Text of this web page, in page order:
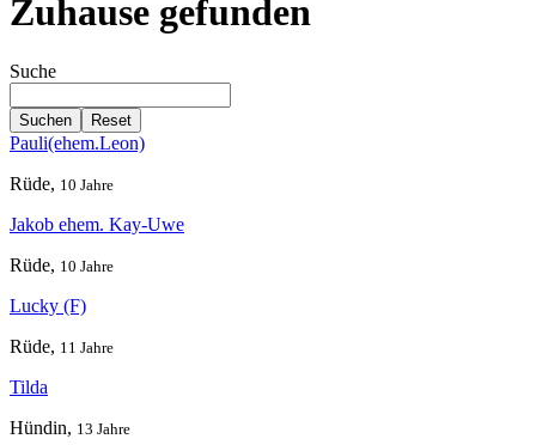
Zuhause gefunden
Suche
Suchen Reset
Pauli(ehem.Leon)
Rüde, 10 Jahre
Jakob ehem. Kay-Uwe
Rüde, 10 Jahre
Lucky (F)
Rüde, 11 Jahre
Tilda
Hündin, 13 Jahre